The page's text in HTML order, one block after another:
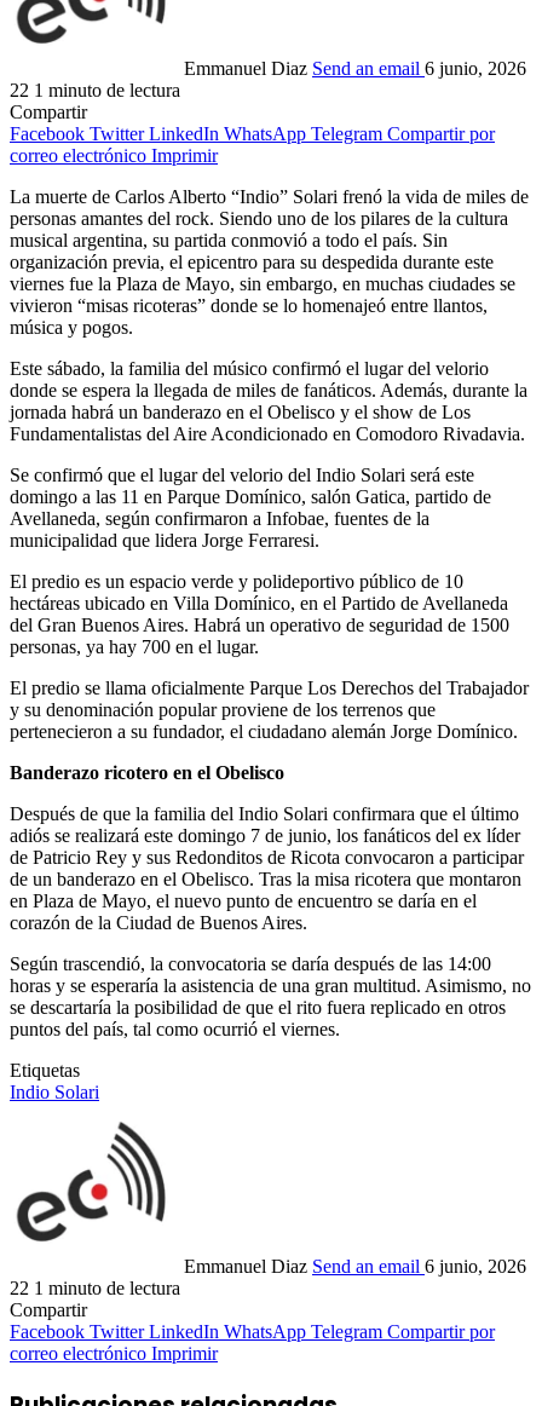
Emmanuel Diaz Send an email 6 junio, 2026
22 1 minuto de lectura
Compartir
Facebook Twitter LinkedIn WhatsApp Telegram Compartir por
correo electrónico Imprimir
La muerte de Carlos Alberto “Indio” Solari frenó la vida de miles de
personas amantes del rock. Siendo uno de los pilares de la cultura
musical argentina, su partida conmovió a todo el país. Sin
organización previa, el epicentro para su despedida durante este
viernes fue la Plaza de Mayo, sin embargo, en muchas ciudades se
vivieron “misas ricoteras” donde se lo homenajeó entre llantos,
música y pogos.
Este sábado, la familia del músico confirmó el lugar del velorio
donde se espera la llegada de miles de fanáticos. Además, durante la
jornada habrá un banderazo en el Obelisco y el show de Los
Fundamentalistas del Aire Acondicionado en Comodoro Rivadavia.
Se confirmó que el lugar del velorio del Indio Solari será este
domingo a las 11 en Parque Domínico, salón Gatica, partido de
Avellaneda, según confirmaron a Infobae, fuentes de la
municipalidad que lidera Jorge Ferraresi.
El predio es un espacio verde y polideportivo público de 10
hectáreas ubicado en Villa Domínico, en el Partido de Avellaneda
del Gran Buenos Aires. Habrá un operativo de seguridad de 1500
personas, ya hay 700 en el lugar.
El predio se llama oficialmente Parque Los Derechos del Trabajador
y su denominación popular proviene de los terrenos que
pertenecieron a su fundador, el ciudadano alemán Jorge Domínico.
Banderazo ricotero en el Obelisco
Después de que la familia del Indio Solari confirmara que el último
adiós se realizará este domingo 7 de junio, los fanáticos del ex líder
de Patricio Rey y sus Redonditos de Ricota convocaron a participar
de un banderazo en el Obelisco. Tras la misa ricotera que montaron
en Plaza de Mayo, el nuevo punto de encuentro se daría en el
corazón de la Ciudad de Buenos Aires.
Según trascendió, la convocatoria se daría después de las 14:00
horas y se esperaría la asistencia de una gran multitud. Asimismo, no
se descartaría la posibilidad de que el rito fuera replicado en otros
puntos del país, tal como ocurrió el viernes.
Etiquetas
Indio Solari
Emmanuel Diaz Send an email 6 junio, 2026
22 1 minuto de lectura
Compartir
Facebook Twitter LinkedIn WhatsApp Telegram Compartir por
correo electrónico Imprimir